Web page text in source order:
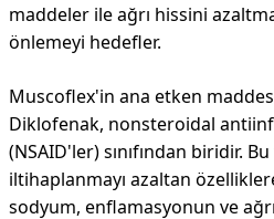
maddeler ile ağrı hissini
önlemeyi hedefler.
Muscoflex'in ana etken
Diklofenak, nonsteroidal
(NSAID'ler) sınıfından biridir.
iltihaplanmayı azaltan
sodyum, enflamasyonun ve